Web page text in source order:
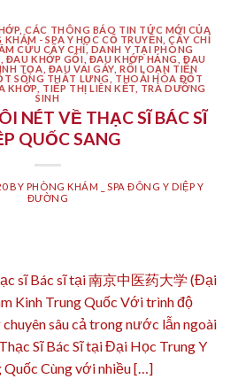
,CÁC THÔNG BÁO TIN TỨC MỚI CỦA
- SPA Y HỌC CỔ TRUYỀN ,CẤY CHỈ
CỨU CẤY CHỈ, DANH Y TẠI PHÒNG
ĐAU KHỚP GỐI ,ĐAU KHỚP HÁNG ,ĐAU
TỌA ĐAU VAI GÁY,RỐI LOẠN TIỀN
SỐNG THẮT LƯNG ,THOÁI HÓA ĐỐT
KHỚP TIẾP THỊ LIÊN KẾT
TRÀ DƯỠNG
SINH
NÉT VỀ THẠC SĨ BÁC SĨ
QUỐC SANG
BY PHÒNG KHÁM _ SPA ĐÔNG Y DIỆP Y
ĐƯỜNG
sĩ Bác sĩ tại 南京中医药大学 (Đại
Kinh Trung Quốc Với trình độ
sâu cả trong nước lẫn ngoài
Sĩ Bác Sĩ tại Đại Học Trung Y
Cùng với nhiều […]